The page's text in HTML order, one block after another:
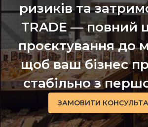
ризиків та
TRADE — повний
проєктування до
щоб ваш бізнес
стабільно з
ЗАМОВИТИ